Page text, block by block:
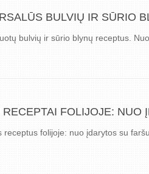
BULVIŲ IR SŪRIO
bulvių ir sūrio blynų receptus.
FOLIJOJE: NUO
receptus folijoje: nuo įdarytos su